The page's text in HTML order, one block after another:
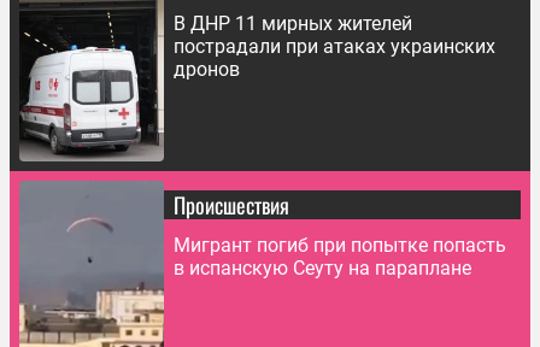
В ДНР 11 мирных жителей
пострадали при атаках украинских
дронов
Происшествия
Мигрант погиб при попытке попасть
в испанскую Сеуту на параплане